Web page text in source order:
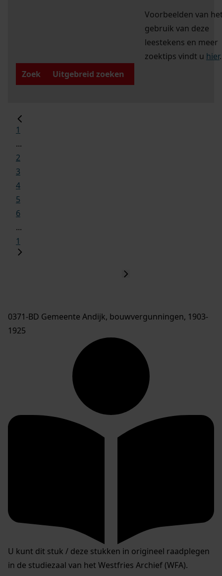
Voorbeelden van
gebruik van deze
leestekens en meer
zoektips vindt u hier.
Zoek
Uitgebreid zoeken
1
...
2
3
4
5
6
...
1
0371-BD Gemeente Andijk, bouwvergunningen, 1903-
1925
U kunt dit stuk / deze stukken in origineel raadplegen
in de studiezaal van het Westfries Archief (WFA).